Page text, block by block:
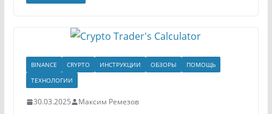
BINANCE CRYPTO ИНСТРУКЦИИ ОБЗОРЫ
ПОМОЩЬ
ТЕХНОЛОГИИ
30.03.2025 Максим Ремезов